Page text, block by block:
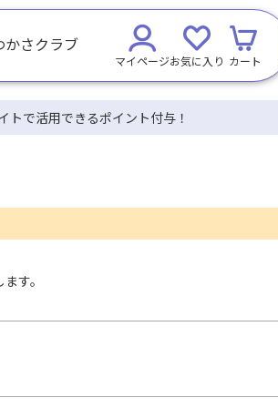
かさクラブ
マイページお気に入り カート
トで活用できるポイント付与！
す。